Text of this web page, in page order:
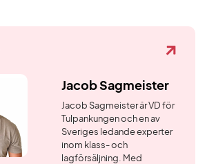
Jacob Sagmeister
Jacob Sagmeister är VD för
Tulpankungen och en av
Sveriges ledande experter
inom klass- och
lagförsäljning. Med